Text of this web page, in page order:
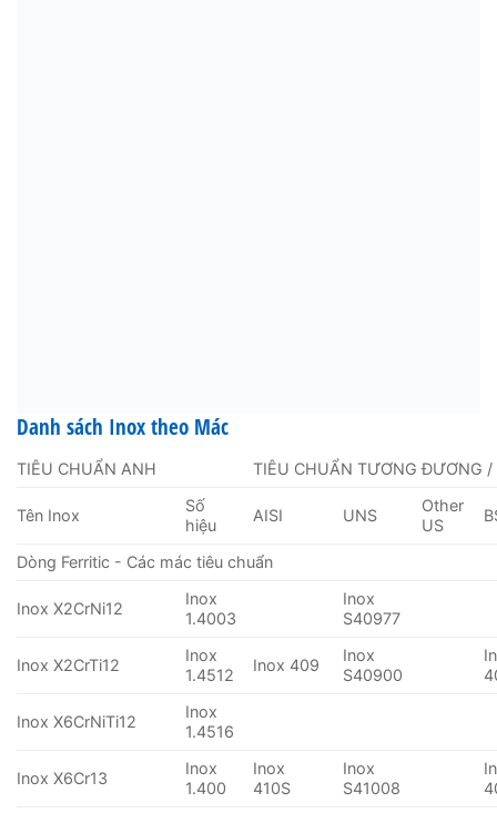
Danh sách Inox theo Mác
TIÊU CHUẨN ANH TIÊU CHUẨN TƯƠNG ĐƯƠNG /
Tên Inox
Số
hiệu
AISI UNS
Other
US
Dòng Ferritic - Các mác tiêu chuẩn
Inox X2CrNi12
Inox
1.4003
Inox
S40977
Inox X2CrTi12
Inox
1.4512
Inox 409
Inox
S40900
Inox X6CrNiTi12
Inox
1.4516
Inox X6Cr13
Inox
1.400
Inox
410S
Inox
S41008